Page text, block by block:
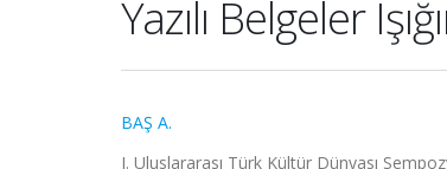
Yazılı Belgeler
BAŞ A.
I. Uluslararası Türk Kültür Dünyası